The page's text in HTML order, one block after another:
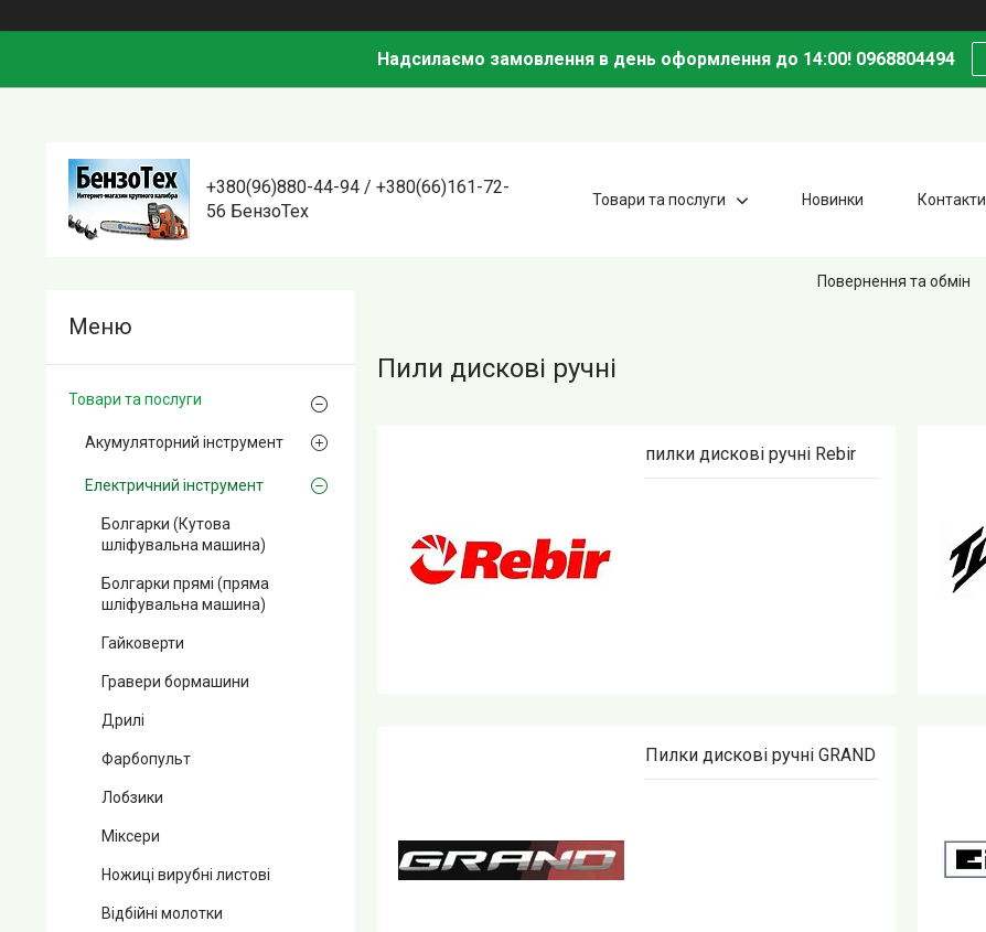
Надсилаємо замовлення в день оформлення до 14:00! 0968804494
+380(96)880-44-94 / +380(66)161-72-
56 БензоТех
Товари та послуги Новинки Контакти
Повернення та обмін
Пили дискові ручні
пилки дискові ручні Rebir
Пилки дискові ручні GRAND
Товари та послуги
Акумуляторний інструмент
Електричний інструмент
Болгарки (Кутова
шліфувальна машина)
Болгарки прямі (пряма
шліфувальна машина)
Гайковерти
Гравери бормашини
Дрилі
Фарбопульт
Лобзики
Міксери
Ножиці вирубні листові
Відбійні молотки